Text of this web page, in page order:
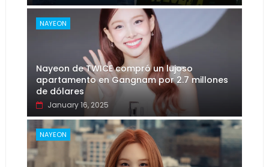
NAYEON
Nayeon de TWICE compró un lujoso
apartamento en Gangnam por 2.7 millones
de dólares
January 16, 2025
NAYEON